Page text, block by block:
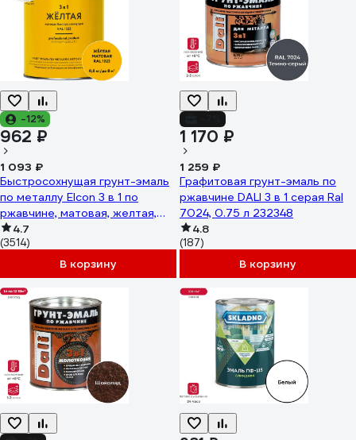
-12%
962 ₽
1 093 ₽
Быстросохнущая грунт-эмаль
по металлу Elcon 3 в 1 по
ржавчине, матовая, желтая,
0.8 кг 00-00462301
4.7
(3514)
В корзину
1 170 ₽
1 259 ₽
Графитовая грунт-эмаль по
ржавчине DALI 3 в 1 серая Ral
7024, 0.75 л 232348
4.8
(187)
В корзину